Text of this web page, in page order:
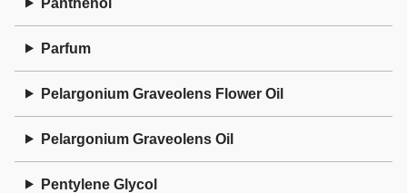
Parfum
Pelargonium Graveolens Flower Oil
Pelargonium Graveolens Oil
Pentylene Glycol